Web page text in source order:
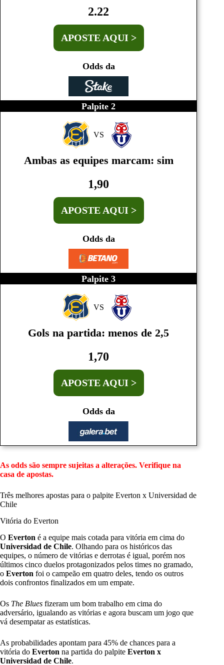
2.22
APOSTE AQUI >
Odds da
Palpite 2
VS
Ambas as equipes marcam: sim
1,90
APOSTE AQUI >
Odds da
Palpite 3
VS
Gols na partida: menos de 2,5
1,70
APOSTE AQUI >
Odds da
As odds são sempre sujeitas a alterações. Verifique na
casa de apostas.
Três melhores apostas para o palpite Everton x Universidad de
Chile
Vitória do Everton
O Everton é a equipe mais cotada para vitória em cima do
Universidad de Chile. Olhando para os históricos das
equipes, o número de vitórias e derrotas é igual, porém nos
últimos cinco duelos protagonizados pelos times no gramado,
o Everton foi o campeão em quatro deles, tendo os outros
dois confrontos finalizados em um empate.
Os The Blues fizeram um bom trabalho em cima do
adversário, igualando as vitórias e agora buscam um jogo que
vá desempatar as estatísticas.
As probabilidades apontam para 45% de chances para a
vitória do Everton na partida do palpite Everton x
Universidad de Chile.